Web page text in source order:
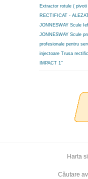
Extractor rotule (
RECTIFICAT -
JONNESWAY Scule
JONNESWAY Scule
profesionale pentru
injectoare Trusa
IMPACT 1"
Harta
Căutare